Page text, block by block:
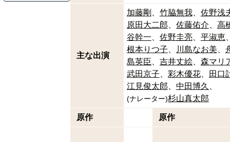
主な出演
加藤剛 竹脇無我
佐野浅
原田大二郎
佐藤佑介
高
谷幹一
佐野圭亮
平淑恵
根本りつ子
川島なお美
島英臣
吉井丈絵
森マリ
武田京子
彩木優花
田口
江見俊太郎
中田博久
(ナレーター)杉山真太郎
原作 原作